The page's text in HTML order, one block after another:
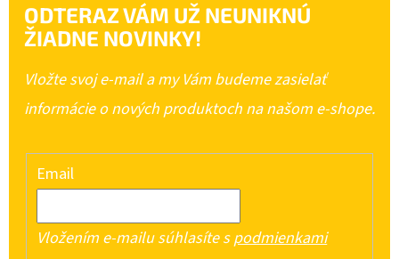
ODTERAZ VÁM UŽ NEUNIKNÚ
ŽIADNE NOVINKY!
Vložte svoj e-mail a my Vám budeme zasielať
informácie o nových produktoch na našom e-shope.
Email
Vložením e-mailu súhlasíte spodmienkami